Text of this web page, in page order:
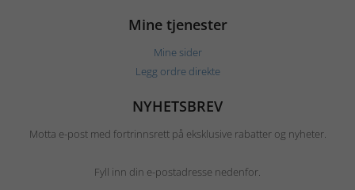
Mine tjenester
Mine sider
Legg ordre direkte
NYHETSBREV
Motta e-post med fortrinnsrett på eksklusive rabatter og nyheter.
Fyll inn din e-postadresse nedenfor.